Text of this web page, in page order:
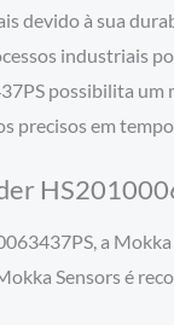
devido à sua
industriais
possibilita
precisos em
a
Sensors é